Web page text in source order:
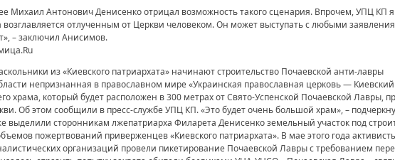
Михаил Антонович Денисенко отрицал возможность такого сценария. Впрочем, УПЦ КП
отлученным от Церкви человеком. Он может выступать с любыми
– заключил Анисимов.
из «Киевского патриархата» начинают строительство Почаевской анти-лавры
непризнанная в православном мире «Украинская православная церковь —
храма, который будет расположен в 300 метрах от Свято-Успенской Почаевской
Об этом сообщили в пресс-службе УПЦ КП. «Это будет очень большой храм», –
выделили сторонникам лжепатриарха Филарета Денисенко земельный участок под
пожертвований приверженцев «Киевского патриархата». В мае этого года
организаций провели пикетирование Почаевской Лавры с требованием